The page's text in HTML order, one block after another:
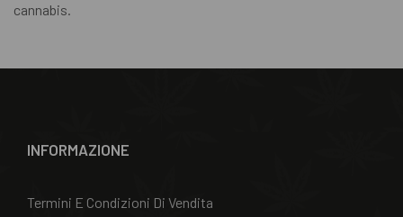
cannabis.
INFORMAZIONE
Termini E Condizioni Di Vendita